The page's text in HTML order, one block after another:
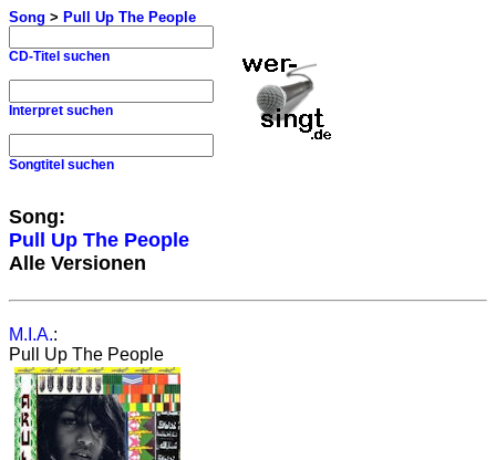
Song > Pull Up The People
CD-Titel suchen
Interpret suchen
Songtitel suchen
Song:
Pull Up The People
Alle Versionen
M.I.A.:
Pull Up The People